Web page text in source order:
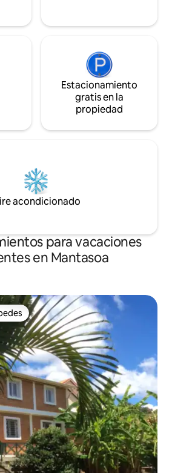
Estacionamiento
gratis en la
propiedad
acondicionado
para vacaciones
en Mantasoa